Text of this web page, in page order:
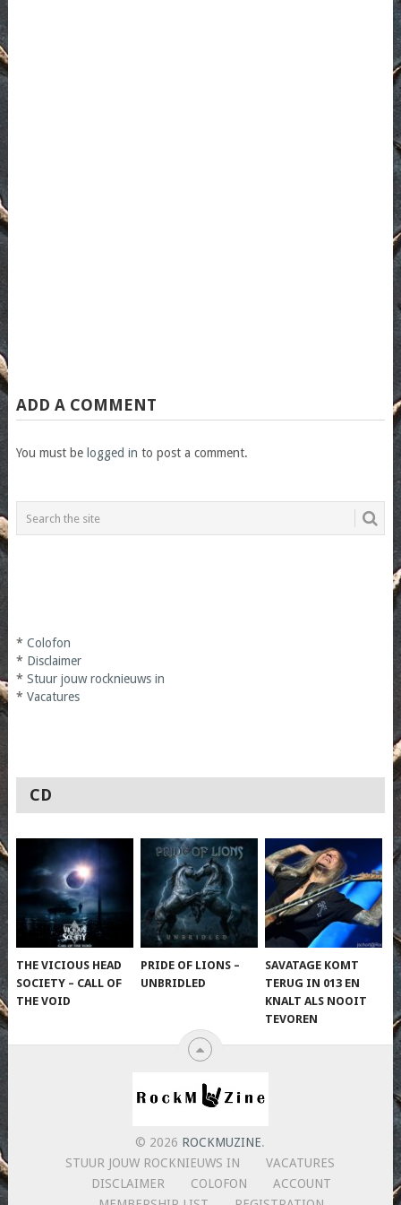
ADD A COMMENT
You must be logged in to post a comment.
* Colofon
* Disclaimer
* Stuur jouw rocknieuws in
* Vacatures
CD
THE VICIOUS HEAD
SOCIETY – CALL OF
THE VOID
PRIDE OF LIONS –
UNBRIDLED
SAVATAGE KOMT
TERUG IN 013 EN
KNALT ALS NOOIT
TEVOREN
© 2026 ROCKMUZINE.
STUUR JOUW ROCKNIEUWS IN
VACATURES
DISCLAIMER
COLOFON
ACCOUNT